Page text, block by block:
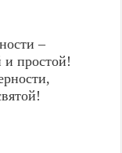
–
и простой!